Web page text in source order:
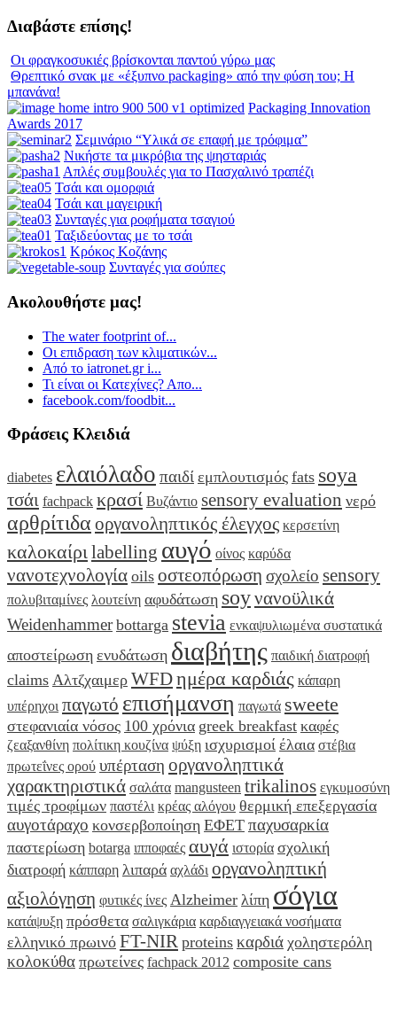
Διαβάστε επίσης!
Οι φραγκοσυκιές βρίσκονται παντού γύρω μας
Θρεπτικό σνακ με «έξυπνο packaging» από την φύση του; Η
μπανάνα!
Packaging Innovation
Awards 2017
Σεμινάριο “Υλικά σε επαφή με τρόφιμα”
Νικήστε τα μικρόβια της ψησταριάς
Απλές συμβουλές για το Πασχαλινό τραπέζι
Τσάι και ομορφιά
Τσάι και μαγειρική
Συνταγές για ροφήματα τσαγιού
Ταξιδεύοντας με το τσάι
Κρόκος Κοζάνης
Συνταγές για σούπες
Ακολουθήστε μας!
The water footprint of...
Οι επιδραση των κλιματικών...
Από το iatronet.gr i...
Τι είναι οι Κατεχίνες? Απο...
facebook.com/foodbit...
Φράσεις Κλειδιά
diabetes ελαιόλαδο παιδί εμπλουτισμός fats soya
τσάι fachpack κρασί Βυζάντιο sensory evaluation νερό
αρθρίτιδα οργανοληπτικός έλεγχος κερσετίνη
καλοκαίριlabelling αυγό οίνος καρύδα
νανοτεχνολογία oils οστεοπόρωση σχολείο sensory
πολυβιταμίνες λουτείνη αφυδάτωση soyνανοϋλικά
Weidenhammer bottarga stevia ενκαψυλιωμένα συστατικά
αποστείρωση ενυδάτωση διαβήτης παιδική διατροφή
claims Αλτζχαιμερ WFDημέρα καρδιάς κάπαρη
υπέρηχοι παγωτό επισήμανση παγωτά sweete
στεφανιαία νόσος 100 χρόνια greek breakfast καφές
ζεαξανθίνη πολίτικη κουζίνα ψύξη ισχυρισμοί έλαια στέβια
πρωτεΐνες ορού υπέρταση οργανοληπτικά
χαρακτηριστικά σαλάτα mangusteen trikalinos εγκυμοσύνη
τιμές τροφίμων παστέλι κρέας αλόγου θερμική επεξεργασία
αυγοτάραχο κονσερβοποίηση ΕΦΕΤ παχυσαρκία
παστερίωση botarga ιπποφαές αυγά ιστορία σχολική
διατροφή κάππαρη λιπαρά αχλάδι οργανοληπτική
αξιολόγηση φυτικές ίνες Alzheimer λίπη σόγια
κατάψυξη πρόσθετα σαλιγκάρια καρδιαγγειακά νοσήματα
ελληνικό πρωινό FT-NIR proteins καρδιά χοληστερόλη
κολοκύθα πρωτείνες fachpack 2012 composite cans